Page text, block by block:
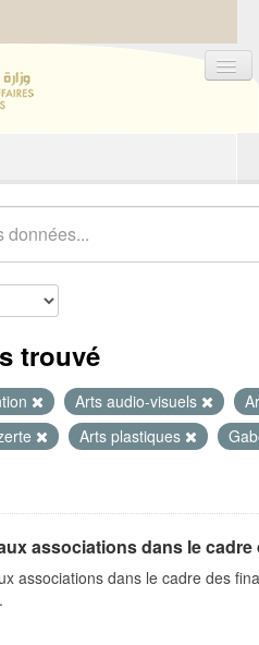
trouvé
Arts audio-visuels
Arts plastiques
associations dans le
associations dans le cadre des